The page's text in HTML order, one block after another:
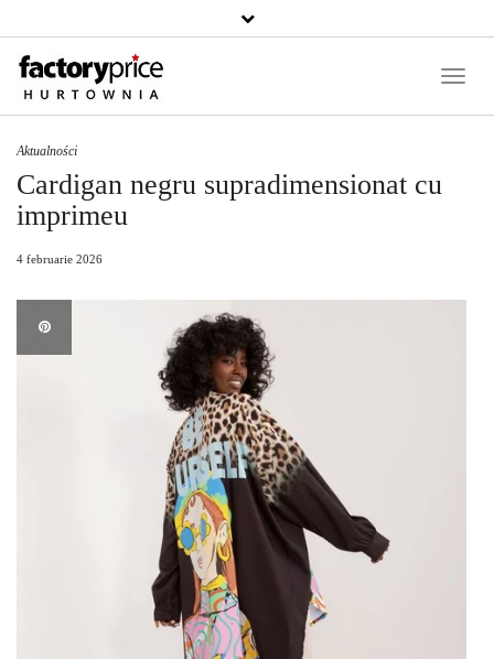
Căutați
un
Toggle
Aktualności
Cardigan negru supradimensionat cu
imprimeu
4 februarie 2026